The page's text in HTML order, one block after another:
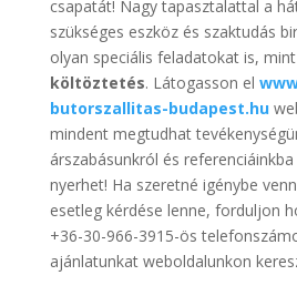
csapatát! Nagy tapasztalattal a
szükséges eszköz és szaktudás
olyan speciális feladatokat is,
költöztetés. Látogasson el
butorszallitas-budapest.hu
mindent megtudhat
árszabásunkról és
nyerhet! Ha szeretné igénybe
esetleg kérdése lenne, forduljon
+36-30-966-3915-ös
ajánlatunkat weboldalunkon